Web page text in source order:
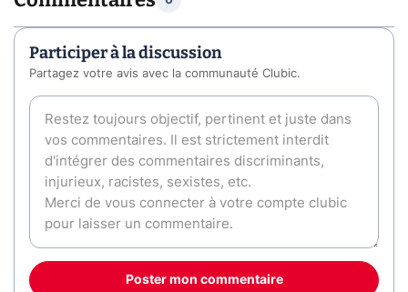
Participer à la discussion
Partagez votre avis avec la communauté Clubic.
Poster mon commentaire